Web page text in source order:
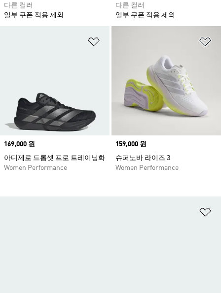
다른 컬러
일부 쿠폰 적용 제외
다른 컬러
일부 쿠폰 적용 제외
Price
169,000 원
아디제로 드롭셋 프로 트레이닝화
Women Performance
Price
159,000 원
슈퍼노바 라이즈 3
Women Performance